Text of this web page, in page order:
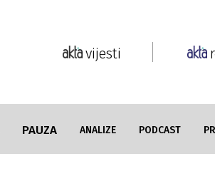
vijesti
PAUZA ANALIZE PODCAST